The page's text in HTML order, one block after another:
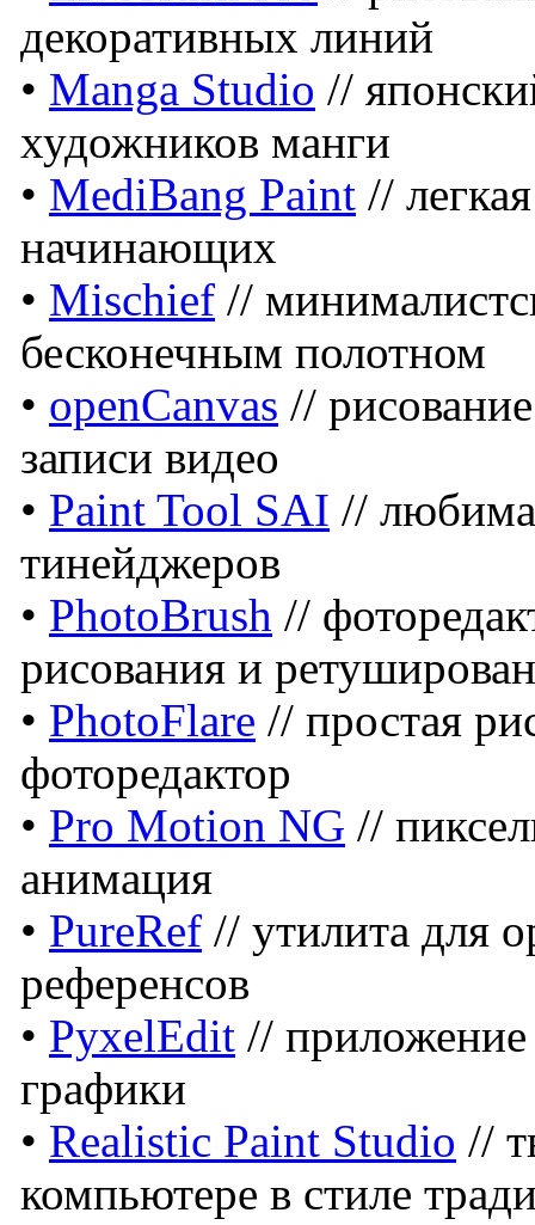
декоративных линий
• Manga Studio //
художников манги
• MediBang Paint //
начинающих
• Mischief //
бесконечным полотном
• openCanvas //
записи видео
• Paint Tool SAI //
тинейджеров
• PhotoBrush //
рисования и
• PhotoFlare // простая
фоторедактор
• Pro Motion NG //
анимация
• PureRef // утилита для
референсов
• PyxelEdit // приложение
графики
• Realistic Paint Studio //
компьютере в стиле